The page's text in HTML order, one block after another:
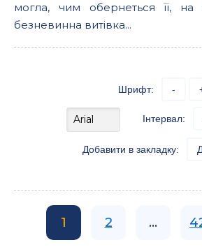
могла, чим обернеться її,
безневинна витівка...
Шрифт: -
Інтервал:
Добавити в закладку:
1 2 ...